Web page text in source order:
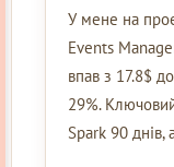
У мене на
Events
впав з 17.8$
29%.
Spark 90